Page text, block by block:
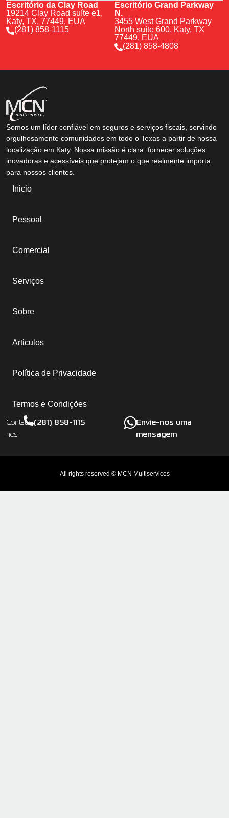
Escritório da Clay Road
19214 Clay Road suíte e1,
Katy, TX, 77449, EUA
(281) 858-1115
Escritório Grand Parkway
N.
3455 West Grand Parkway
North suíte 600, Katy, TX
77449, EUA
(281) 858-4808
Somos um líder confiável em seguros e serviços fiscais, servindo
orgulhosamente comunidades em todo o Texas a partir de nossa
localização em Katy. Nossa missão é clara: fornecer soluções
inovadoras e acessíveis que protejam o que realmente importa
para nossos clientes.
Inicio
Pessoal
Comercial
Serviços
Sobre
Articulos
Política de Privacidade
Termos e Condições
Contate-
nos
(281) 858-1115
Envie-nos uma
mensagem
All rights reserved © MCN Multiservices